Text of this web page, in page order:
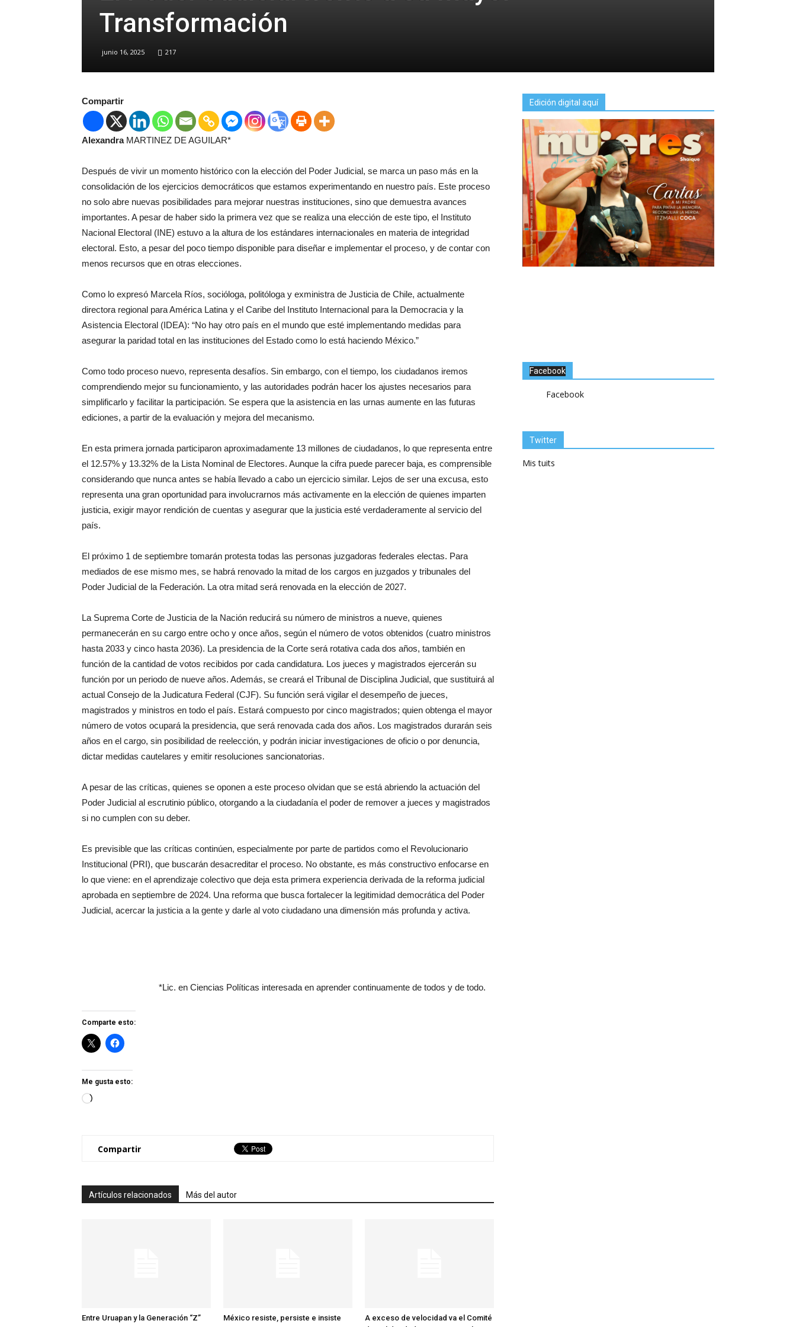
Transformación
junio 16, 2025 217
Compartir
AlexandraMARTINEZ DE AGUILAR*
Después de vivir un momento histórico con la elección del Poder Judicial, se marca un paso más en la
consolidación de los ejercicios democráticos que estamos experimentando en nuestro país. Este proceso
no solo abre nuevas posibilidades para mejorar nuestras instituciones, sino que demuestra avances
importantes. A pesar de haber sido la primera vez que se realiza una elección de este tipo, el Instituto
Nacional Electoral (INE) estuvo a la altura de los estándares internacionales en materia de integridad
electoral. Esto, a pesar del poco tiempo disponible para diseñar e implementar el proceso, y de contar con
menos recursos que en otras elecciones.
Como lo expresó Marcela Ríos, socióloga, politóloga y exministra de Justicia de Chile, actualmente
directora regional para América Latina y el Caribe del Instituto Internacional para la Democracia y la
Asistencia Electoral (IDEA): “No hay otro país en el mundo que esté implementando medidas para
asegurar la paridad total en las instituciones del Estado como lo está haciendo México.”
Como todo proceso nuevo, representa desafíos. Sin embargo, con el tiempo, los ciudadanos iremos
comprendiendo mejor su funcionamiento, y las autoridades podrán hacer los ajustes necesarios para
simplificarlo y facilitar la participación. Se espera que la asistencia en las urnas aumente en las futuras
ediciones, a partir de la evaluación y mejora del mecanismo.
En esta primera jornada participaron aproximadamente 13 millones de ciudadanos, lo que representa entre
el 12.57% y 13.32% de la Lista Nominal de Electores. Aunque la cifra puede parecer baja, es comprensible
considerando que nunca antes se había llevado a cabo un ejercicio similar. Lejos de ser una excusa, esto
representa una gran oportunidad para involucrarnos más activamente en la elección de quienes imparten
justicia, exigir mayor rendición de cuentas y asegurar que la justicia esté verdaderamente al servicio del
país.
El próximo 1 de septiembre tomarán protesta todas las personas juzgadoras federales electas. Para
mediados de ese mismo mes, se habrá renovado la mitad de los cargos en juzgados y tribunales del
Poder Judicial de la Federación. La otra mitad será renovada en la elección de 2027.
La Suprema Corte de Justicia de la Nación reducirá su número de ministros a nueve, quienes
permanecerán en su cargo entre ocho y once años, según el número de votos obtenidos (cuatro ministros
hasta 2033 y cinco hasta 2036). La presidencia de la Corte será rotativa cada dos años, también en
función de la cantidad de votos recibidos por cada candidatura. Los jueces y magistrados ejercerán su
función por un periodo de nueve años. Además, se creará el Tribunal de Disciplina Judicial, que sustituirá al
actual Consejo de la Judicatura Federal (CJF). Su función será vigilar el desempeño de jueces,
magistrados y ministros en todo el país. Estará compuesto por cinco magistrados; quien obtenga el mayor
número de votos ocupará la presidencia, que será renovada cada dos años. Los magistrados durarán seis
años en el cargo, sin posibilidad de reelección, y podrán iniciar investigaciones de oficio o por denuncia,
dictar medidas cautelares y emitir resoluciones sancionatorias.
A pesar de las críticas, quienes se oponen a este proceso olvidan que se está abriendo la actuación del
Poder Judicial al escrutinio público, otorgando a la ciudadanía el poder de remover a jueces y magistrados
si no cumplen con su deber.
Es previsible que las críticas continúen, especialmente por parte de partidos como el Revolucionario
Institucional (PRI), que buscarán desacreditar el proceso. No obstante, es más constructivo enfocarse en
lo que viene: en el aprendizaje colectivo que deja esta primera experiencia derivada de la reforma judicial
aprobada en septiembre de 2024. Una reforma que busca fortalecer la legitimidad democrática del Poder
Judicial, acercar la justicia a la gente y darle al voto ciudadano una dimensión más profunda y activa.
*Lic. en Ciencias Políticas interesada en aprender continuamente de todos y de todo.
Comparte esto:
Me gusta esto:
Loading…
Compartir
Artículos relacionados Más del autor
Entre Uruapan y la Generación “Z” México resiste, persiste e insiste
A exceso de velocidad va el Comité
Edición digital aquí
Facebook
Facebook
Twitter
Mis tuits